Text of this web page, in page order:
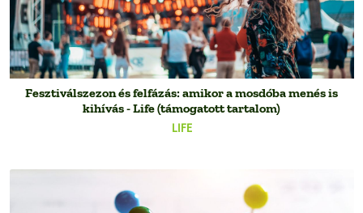
LIFE
Fesztiválszezon és felfázás: amikor a mosdóba menés is
kihívás - Life (támogatott tartalom)